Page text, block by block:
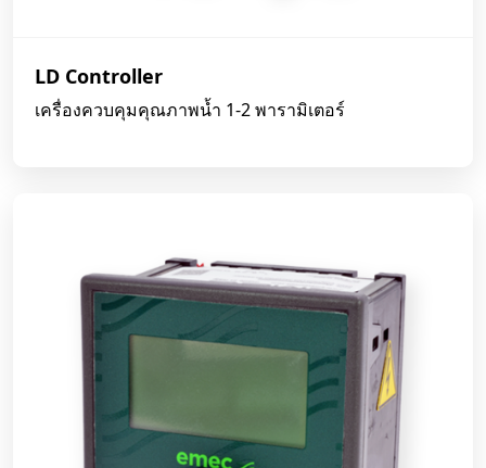
LD Controller
เครื่องควบคุมคุณภาพน้ำ 1-2 พารามิเตอร์